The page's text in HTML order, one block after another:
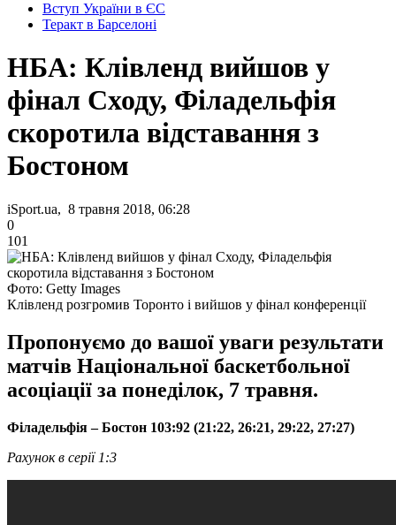
Вступ України в ЄС
Теракт в Барселоні
НБА: Клівленд вийшов у
фінал Сходу, Філадельфія
скоротила відставання з
Бостоном
iSport.ua, 8 травня 2018, 06:28
0
101
Фото: Getty Images
Клівленд розгромив Торонто і вийшов у фінал конференції
Пропонуємо до вашої уваги результати
матчів Національної баскетбольної
асоціації за понеділок, 7 травня.
Філадельфія – Бостон 103:92 (21:22, 26:21, 29:22, 27:27)
Рахунок в серії 1:3